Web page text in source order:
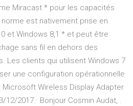
Miracast * pour les capacités
est nativement prise en
et Windows 8,1 * et peut être
sans fil en dehors des
Les clients qui utilisent Windows 7
une configuration opérationnelle
Microsoft Wireless Display Adapter
2017 · Bonjour Cosmin Audat, .